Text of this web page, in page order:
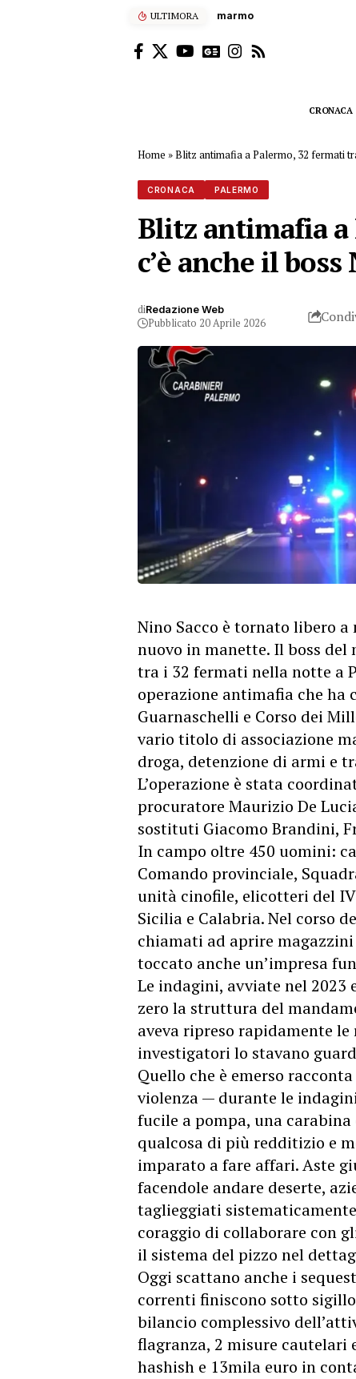
ULTIMORA Voucher sportivi, solo 6
CRONACA
Home »Blitz antimafia a Palermo, 32 fermati
CRONACA PALERMO
Blitz antimafia a
c’è anche il boss
diRedazione Web
Pubblicato 20 Aprile 2026
Nino Sacco è tornato libero a
nuovo in manette. Il boss del
tra i 32 fermati nella notte a
operazione antimafia che ha
Guarnaschelli e Corso dei
vario titolo di associazione
droga, detenzione di armi e
L’operazione è stata
procuratore Maurizio De
sostituti Giacomo Brandini,
In campo oltre 450 uomini:
Comando provinciale,
unità cinofile, elicotteri del
Sicilia e Calabria. Nel corso
chiamati ad aprire
toccato anche un’impresa
Le indagini, avviate nel 2023
zero la struttura del
aveva ripreso rapidamente
investigatori lo stavano
Quello che è emerso
violenza — durante le
fucile a pompa, una
qualcosa di più redditizio e
imparato a fare affari. Aste
facendole andare deserte,
taglieggiati
coraggio di collaborare con
il sistema del pizzo nel
Oggi scattano anche i
correnti finiscono sotto
bilancio complessivo
flagranza, 2 misure cautelari
hashish e 13mila euro in